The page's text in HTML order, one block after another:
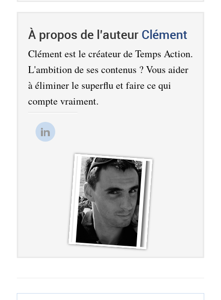
À propos de l’auteur Clément
Clément est le créateur de Temps Action.
L'ambition de ses contenus ? Vous aider
à éliminer le superflu et faire ce qui
compte vraiment.